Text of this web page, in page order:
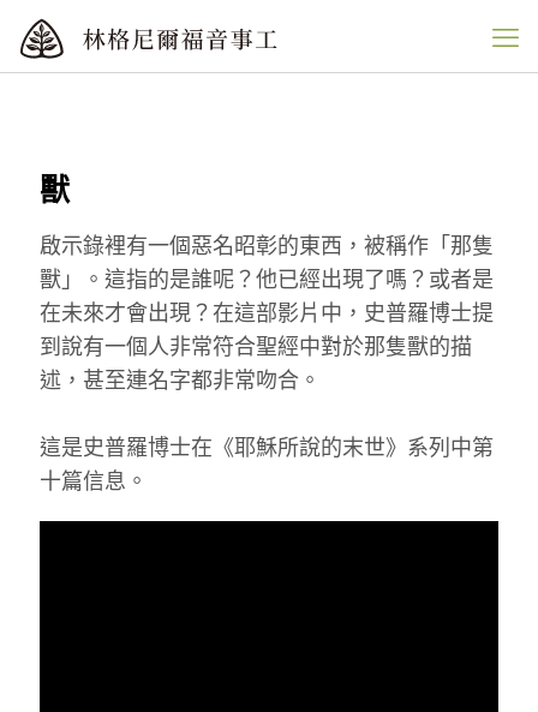
獸
啟示錄裡有一個惡名昭彰的東西，被稱作「那隻
獸」。這指的是誰呢？他已經出現了嗎？或者是
在未來才會出現？在這部影片中，史普羅博士提
到說有一個人非常符合聖經中對於那隻獸的描
述，甚至連名字都非常吻合。
這是史普羅博士在《耶穌所說的末世》系列中第
十篇信息。